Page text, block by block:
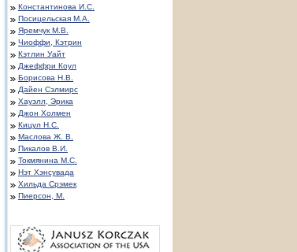
Константинова И.С.
Посицельская М.А.
Яремчук М.В.
Чиоффи, Кэтрин
Кэтлин Уайт
Джеффри Коул
Борисова Н.В.
Дайен Сэлмирс
Хауэлл, Эрика
Джон Холмен
Кицул Н.С.
Маслова Ж. В.
Пикалов В.И.
Токмянина М.С.
Нэт Хэнсувада
Хильда Срэмек
Пиерсон, М.